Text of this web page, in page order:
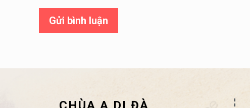
Gửi bình luận